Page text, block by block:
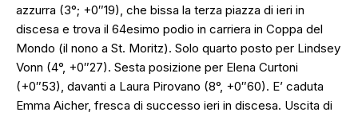
azzurra (3°; +0″19), che bissa la terza piazza di ieri in
discesa e trova il 64esimo podio in carriera in Coppa del
Mondo (il nono a St. Moritz). Solo quarto posto per Lindsey
Vonn (4°, +0″27). Sesta posizione per Elena Curtoni
(+0″53), davanti a Laura Pirovano (8°, +0″60). E’ caduta
Emma Aicher, fresca di successo ieri in discesa. Uscita di